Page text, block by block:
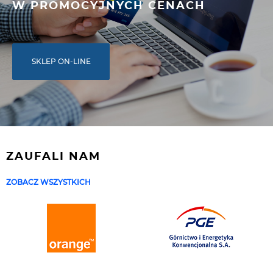
W PROMOCYJNYCH CENACH
SKLEP ON-LINE
ZAUFALI NAM
ZOBACZ WSZYSTKICH